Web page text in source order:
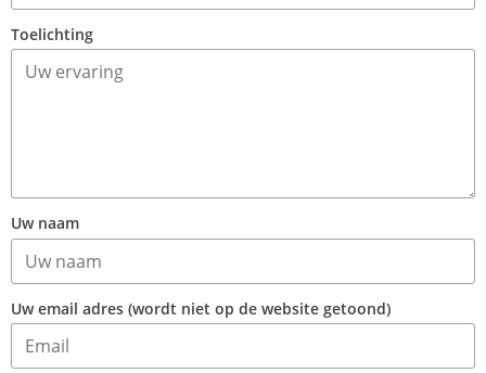
Toelichting
Uw naam
Uw email adres (wordt niet op de website getoond)